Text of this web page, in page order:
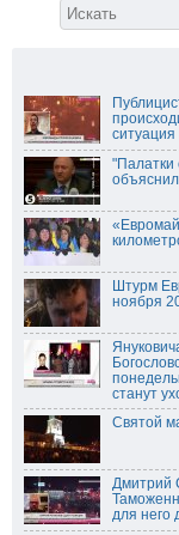
"Палатки
Штурм
ноября
станут
Святой
Дмитрий
для него